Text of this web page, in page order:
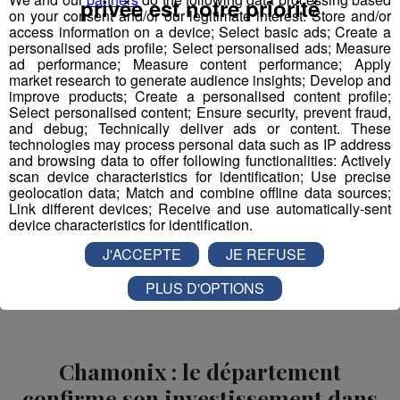
mp3
Au total, ce sont 280 millions d'euros qui seront investis
par Danone dans son usine d'embouteillage d'Amphion
d'ici 2020.
Partager sur Facebook
Partager sur Twitter
Chamonix : le département
on your consent and/or our legitimate interest: Store and/or
access information on a device; Select basic ads; Create a
personalised ads profile; Select personalised ads; Measure
ad performance; Measure content performance; Apply
market research to generate audience insights; Develop and
improve products; Create a personalised content profile;
Select personalised content; Ensure security, prevent fraud,
and debug; Technically deliver ads or content. These
technologies may process personal data such as IP address
and browsing data to offer following functionalities: Actively
scan device characteristics for identification; Use precise
geolocation data; Match and combine offline data sources;
Link different devices; Receive and use automatically-sent
device characteristics for identification.
privée est notre priorité
J'ACCEPTE
JE REFUSE
PLUS D'OPTIONS